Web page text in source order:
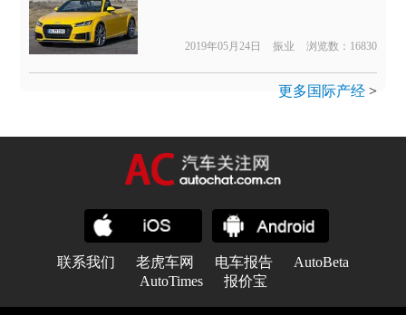
2019年05月24日 振业 浏览数：16830
更多国际产经>
联系我们 老虎车网 电车报告
AutoBeta
AutoTimes
报价宝